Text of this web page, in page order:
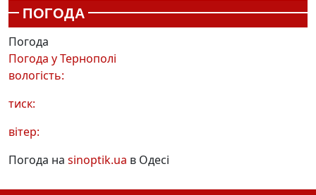
ПОГОДА
Погода
Погода уТернополі
вологість:
тиск:
вітер:
Погода на sinoptik.ua в Одесі